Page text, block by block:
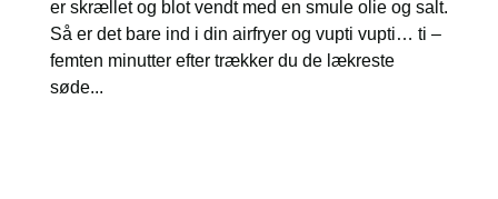
er skrællet og blot vendt med en smule olie og salt.
Så er det bare ind i din airfryer og vupti vupti… ti –
femten minutter efter trækker du de lækreste
søde...